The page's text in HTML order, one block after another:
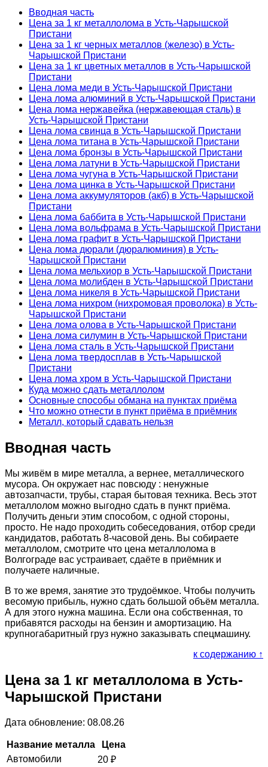
Вводная часть
Цена за 1 кг металлолома в Усть-Чарышской
Пристани
Цена за 1 кг черных металлов (железо) в Усть-
Чарышской Пристани
Цена за 1 кг цветных металлов в Усть-Чарышской
Пристани
Цена лома меди в Усть-Чарышской Пристани
Цена лома алюминий в Усть-Чарышской Пристани
Цена лома нержавейка (нержавеющая сталь) в
Усть-Чарышской Пристани
Цена лома свинца в Усть-Чарышской Пристани
Цена лома титана в Усть-Чарышской Пристани
Цена лома бронзы в Усть-Чарышской Пристани
Цена лома латуни в Усть-Чарышской Пристани
Цена лома чугуна в Усть-Чарышской Пристани
Цена лома цинка в Усть-Чарышской Пристани
Цена лома аккумуляторов (акб) в Усть-Чарышской
Пристани
Цена лома баббита в Усть-Чарышской Пристани
Цена лома вольфрама в Усть-Чарышской Пристани
Цена лома графит в Усть-Чарышской Пристани
Цена лома дюрали (дюралюминия) в Усть-
Чарышской Пристани
Цена лома мельхиор в Усть-Чарышской Пристани
Цена лома молибден в Усть-Чарышской Пристани
Цена лома никеля в Усть-Чарышской Пристани
Цена лома нихром (нихромовая проволока) в Усть-
Чарышской Пристани
Цена лома олова в Усть-Чарышской Пристани
Цена лома силумин в Усть-Чарышской Пристани
Цена лома сталь в Усть-Чарышской Пристани
Цена лома твердосплав в Усть-Чарышской
Пристани
Цена лома хром в Усть-Чарышской Пристани
Куда можно сдать металлолом
Основные способы обмана на пунктах приёма
Что можно отнести в пункт приёма в приёмник
Металл, который сдавать нельзя
Вводная часть
Мы живём в мире металла, а вернее, металлического
мусора. Он окружает нас повсюду : ненужные
автозапчасти, трубы, старая бытовая техника. Весь этот
металлолом можно выгодно сдать в пункт приёма.
Получить деньги этим способом, с одной стороны,
просто. Не надо проходить собеседования, отбор среди
кандидатов, работать 8-часовой день. Вы собираете
металлолом, смотрите что цена металлолома в
Волгограде вас устраивает, сдаёте в приёмник и
получаете наличные.
В то же время, занятие это трудоёмкое. Чтобы получить
весомую прибыль, нужно сдать большой объём металла.
А для этого нужна машина. Если она собственная, то
прибавятся расходы на бензин и амортизацию. На
крупногабаритный груз нужно заказывать спецмашину.
к содержанию ↑
Цена за 1 кг металлолома в Усть-
Чарышской Пристани
Дата обновление: 08.08.26
Название металла
Цена
Автомобили
20 ₽